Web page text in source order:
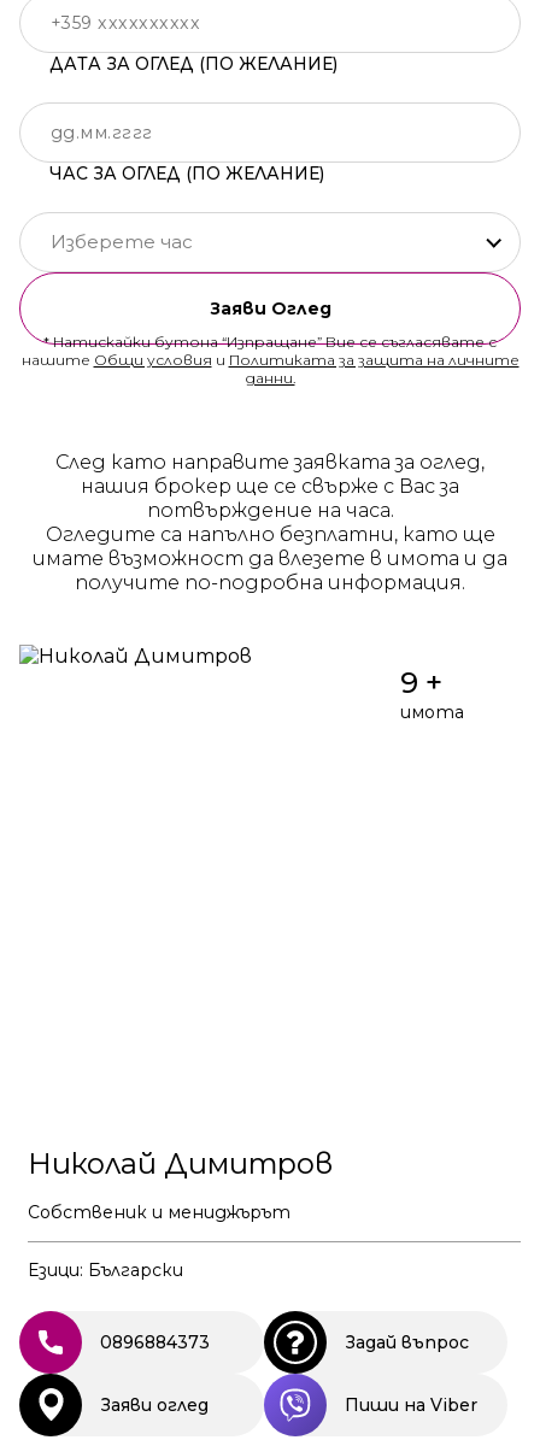
ДАТА ЗА ОГЛЕД (ПО ЖЕЛАНИЕ)
ЧАС ЗА ОГЛЕД (ПО ЖЕЛАНИЕ)
Изберете час
Заяви Оглед
* Натискайки бутона “Изпращане” Вие се съгласявате с
нашите Общи условия и Политиката за защита на личните
данни.
След като направите заявката за оглед,
нашия брокер ще се свърже с Вас за
потвърждение на часа.
Огледите са напълно безплатни, като ще
имате възможност да влезете в имота и да
получите по-подробна информация.
9 +
имота
Николай Димитров
Собственик и мениджърът
Езици: Български
0896884373 Задай въпрос
Заяви оглед Пиши на Viber